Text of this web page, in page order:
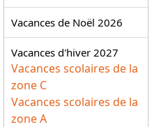
Vacances de Noël 2026
Vacances d'hiver 2027
Vacances scolaires de la
zone C
Vacances scolaires de la
zone A